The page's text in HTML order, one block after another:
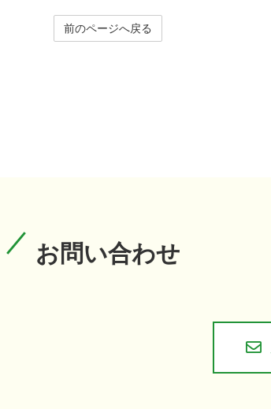
前のページへ戻る
お問い合わせ